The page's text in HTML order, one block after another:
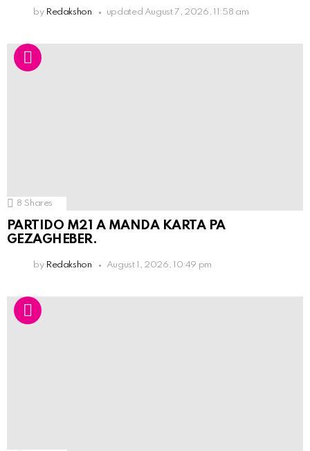
by Redakshon updated August 7, 2026, 11:58 am
8 Shares
PARTIDO M21 A MANDA KARTA PA
GEZAGHEBER.
by Redakshon August 1, 2026, 10:49 pm